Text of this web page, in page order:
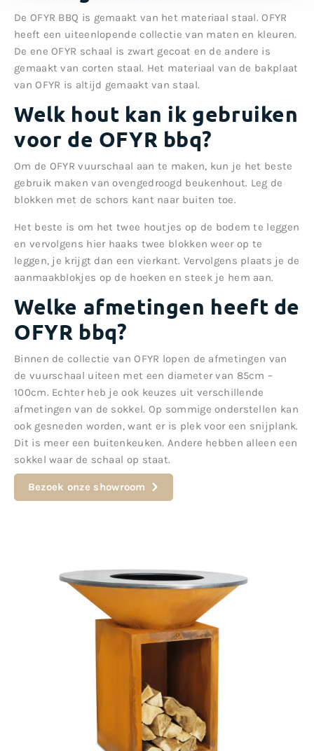
De OFYR BBQ is gemaakt van het materiaal staal. OFYR
heeft een uiteenlopende collectie van maten en kleuren.
De ene OFYR schaal is zwart gecoat en de andere is
gemaakt van corten staal. Het materiaal van de bakplaat
van OFYR is altijd gemaakt van staal.
Welk hout kan ik gebruiken
voor de OFYR bbq?
Om de OFYR vuurschaal aan te maken, kun je het beste
gebruik maken van ovengedroogd beukenhout. Leg de
blokken met de schors kant naar buiten toe.
Het beste is om het twee houtjes op de bodem te leggen
en vervolgens hier haaks twee blokken weer op te
leggen, je krijgt dan een vierkant. Vervolgens plaats je de
aanmaakblokjes op de hoeken en steek je hem aan.
Welke afmetingen heeft de
OFYR bbq?
Binnen de collectie van OFYR lopen de afmetingen van
de vuurschaal uiteen met een diameter van 85cm –
100cm. Echter heb je ook keuzes uit verschillende
afmetingen van de sokkel. Op sommige onderstellen kan
ook gesneden worden, want er is plek voor een snijplank.
Dit is meer een buitenkeuken. Andere hebben alleen een
sokkel waar de schaal op staat.
Bezoek onze showroom